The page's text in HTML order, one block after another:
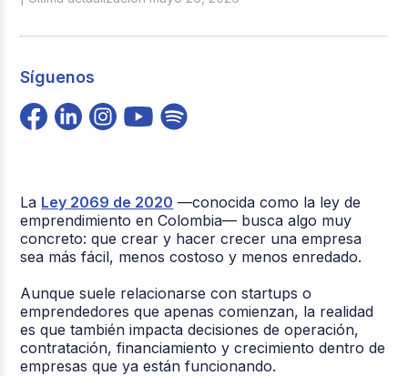
Síguenos
La Ley 2069 de 2020 —conocida como la ley de
emprendimiento en Colombia— busca algo muy
concreto: que crear y hacer crecer una empresa
sea más fácil, menos costoso y menos enredado.
Aunque suele relacionarse con startups o
emprendedores que apenas comienzan, la realidad
es que también impacta decisiones de operación,
contratación, financiamiento y crecimiento dentro de
empresas que ya están funcionando.